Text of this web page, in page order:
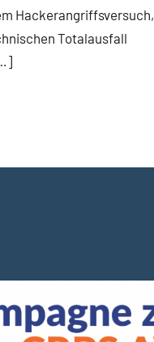
Hackerangriffsversuch,
Totalausfall